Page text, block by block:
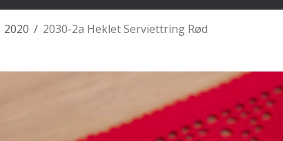
/
2020 2030-2a Heklet Serviettring Rød